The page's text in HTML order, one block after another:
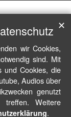
wir Cookies,
sind. Mit
und Cookies, die
Audios über
genutzt
Weitere
.
✕